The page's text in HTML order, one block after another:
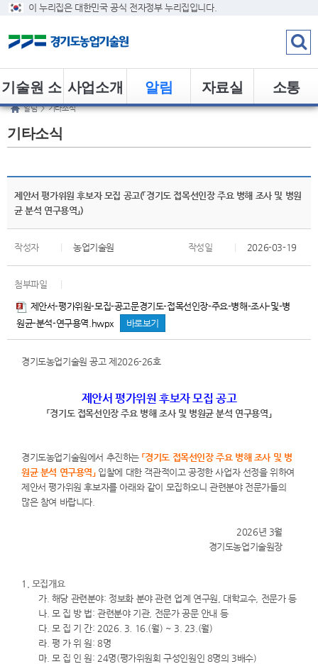
이 누리집은 대한민국 공식 전자정부 누리집입니다.
소통
자료실
알림
사업소개
기술원 소
개
알림 > 기타소식
기타소식
제안서 평가위원 후보자 모집 공고(「경기도 접목선인장 주요 병해 조사 및 병원
균 분석 연구용역」)
작성자 농업기술원 작성일 2026-03-19
첨부파일
제안서-평가위원-모집-공고문경기도-접목선인장-주요-병해-조사-및-병
원균-분석-연구용역.hwpx
바로보기
경기도농업기술원 공고 제2026-26호
제안서 평가위원 후보자 모집 공고
「경기도 접목선인장 주요 병해 조사 및 병원균 분석 연구용역」
경기도농업기술원에서 추진하는 「경기도 접목선인장 주요 병해 조사 및 병
원균 분석 연구용역」 입찰에 대한 객관적이고 공정한 사업자 선정을 위하여
제안서 평가위원 후보자를 아래와 같이 모집하오니 관련분야 전문가들의
많은 참여 바랍니다.
2026년 3월
경기도농업기술원장
1. 모집개요
가. 해당 관련분야: 정보화 분야 관련 업계 연구원, 대학교수, 전문가 등
나. 모 집 방 법: 관련분야 기관, 전문가 공문 안내 등
다. 모 집 기 간: 2026. 3. 16.(월) ~ 3. 23.(월)
라. 평 가 위 원: 8명
마. 모 집 인 원: 24명(평가위원회 구성인원인 8명의 3배수)